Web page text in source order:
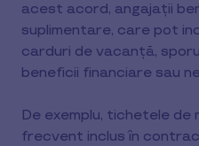
acest acord, angajații
suplimentare, care pot
carduri de vacanță,
beneficii financiare sau
De exemplu, tichetele de
frecvent inclus în